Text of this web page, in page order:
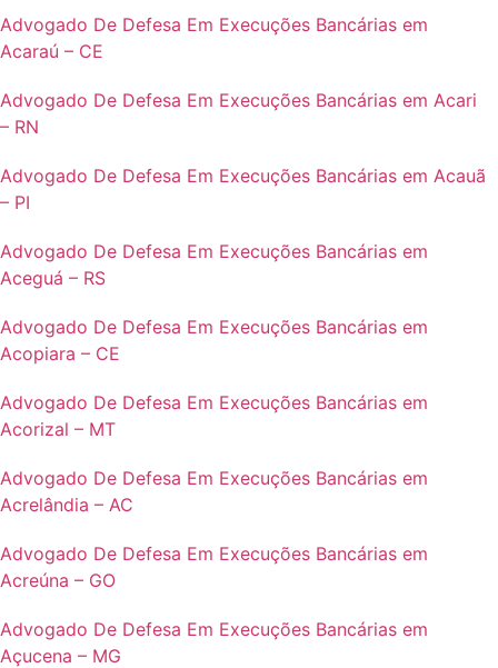
Advogado De Defesa Em Execuções Bancárias em
Acaraú – CE
Advogado De Defesa Em Execuções Bancárias em Acari
– RN
Advogado De Defesa Em Execuções Bancárias em Acauã
– PI
Advogado De Defesa Em Execuções Bancárias em
Aceguá – RS
Advogado De Defesa Em Execuções Bancárias em
Acopiara – CE
Advogado De Defesa Em Execuções Bancárias em
Acorizal – MT
Advogado De Defesa Em Execuções Bancárias em
Acrelândia – AC
Advogado De Defesa Em Execuções Bancárias em
Acreúna – GO
Advogado De Defesa Em Execuções Bancárias em
Açucena – MG